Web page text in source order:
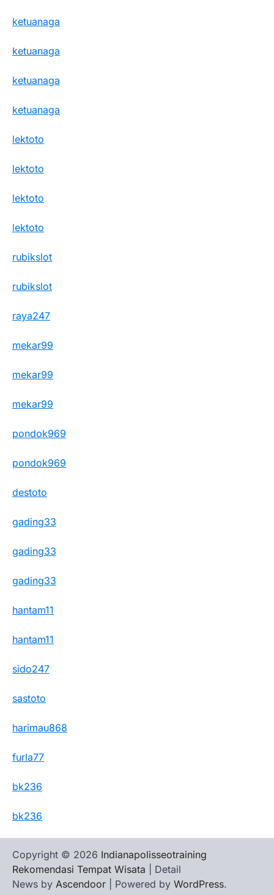
ketuanaga
ketuanaga
ketuanaga
ketuanaga
lektoto
lektoto
lektoto
lektoto
rubikslot
rubikslot
raya247
mekar99
mekar99
mekar99
pondok969
pondok969
destoto
gading33
gading33
gading33
hantam11
hantam11
sido247
sastoto
harimau868
furla77
bk236
bk236
Copyright © 2026 Indianapolisseotraining
Rekomendasi Tempat Wisata | Detail
News by Ascendoor | Powered by WordPress.